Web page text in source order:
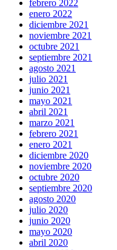
febrero 2022
enero 2022
diciembre 2021
noviembre 2021
octubre 2021
septiembre 2021
agosto 2021
julio 2021
junio 2021
mayo 2021
abril 2021
marzo 2021
febrero 2021
enero 2021
diciembre 2020
noviembre 2020
octubre 2020
septiembre 2020
agosto 2020
julio 2020
junio 2020
mayo 2020
abril 2020